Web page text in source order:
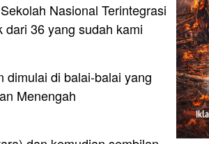
Nasional Terintegrasi
36 yang sudah kami
dimulai di balai-balai yang
Menengah